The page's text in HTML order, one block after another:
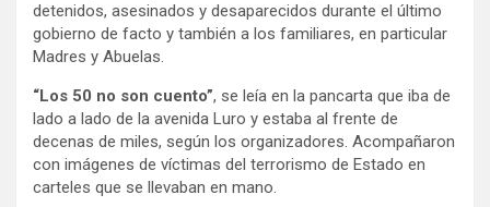
detenidos, asesinados y desaparecidos durante el último
gobierno de facto y también a los familiares, en particular
Madres y Abuelas.
“Los 50 no son cuento”, se leía en la pancarta que iba de
lado a lado de la avenida Luro y estaba al frente de
decenas de miles, según los organizadores. Acompañaron
con imágenes de víctimas del terrorismo de Estado en
carteles que se llevaban en mano.